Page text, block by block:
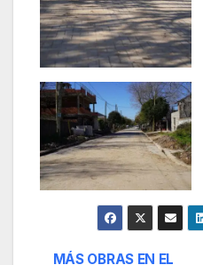
MÁS OBRAS EN EL